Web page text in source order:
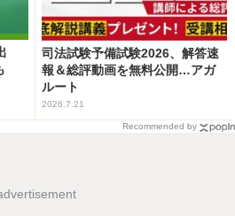
司法試験予備試験2026、解答速
報＆総評動画を無料公開…アガ
ルート
2026.7.21
Recommended by